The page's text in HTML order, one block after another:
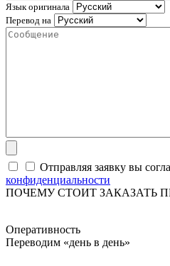
Язык оригинала
Перевод на
Отправляя заявку вы
конфиденциальности
ПОЧЕМУ СТОИТ ЗАКАЗАТЬ
Оперативность
Переводим «день в день»